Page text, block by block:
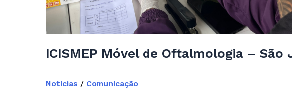
ICISMEP Móvel de Oftalmologia – São
Notícias / Comunicação